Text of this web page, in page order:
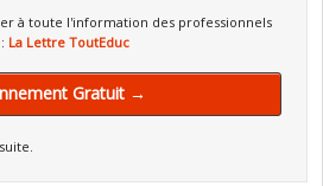
à toute l'information des professionnels
La Lettre ToutEduc
Gratuit →